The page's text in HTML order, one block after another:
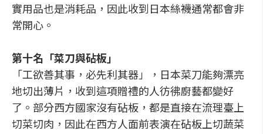
實用品也是消耗品，因此收到日本絲襪通常都會非
常開心。
第十名「菜刀與砧板」
「工欲善其事，必先利其器」，日本菜刀能夠漂亮
地切出薄片，收到這項贈禮的人彷彿廚藝都變好
了。部分西方國家沒有砧板，都是直接在流理臺上
切菜切肉，因此在西方人面前表演在砧板上切蔬菜